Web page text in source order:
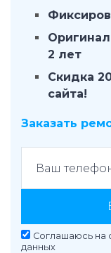
2 лет
Скидка
сайта!
Заказать
Соглашаюсь на
данных